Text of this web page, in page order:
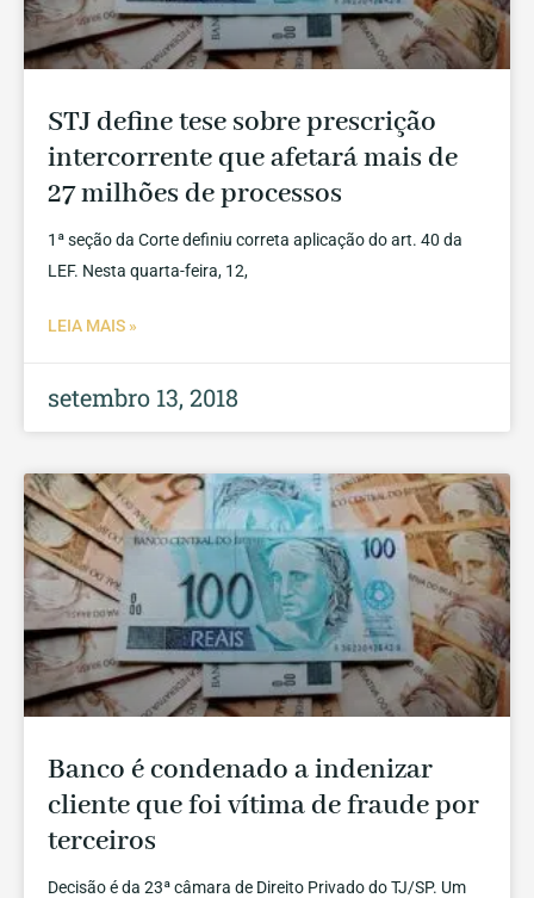
STJ define tese sobre prescrição
intercorrente que afetará mais de
27 milhões de processos
1ª seção da Corte definiu correta aplicação do art. 40 da
LEF. Nesta quarta-feira, 12,
LEIA MAIS »
setembro 13, 2018
Banco é condenado a indenizar
cliente que foi vítima de fraude por
terceiros
Decisão é da 23ª câmara de Direito Privado do TJ/SP. Um